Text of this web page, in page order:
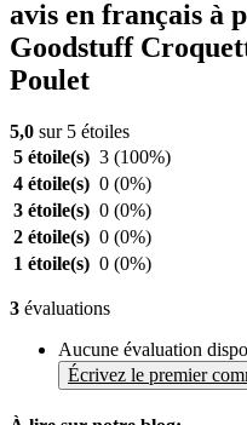
avis en français à
Goodstuff
Poulet
5,0 sur 5 étoiles
5 étoile(s) 3 (100%)
4 étoile(s) 0 (0%)
3 étoile(s) 0 (0%)
2 étoile(s) 0 (0%)
1 étoile(s) 0 (0%)
3 évaluations
Aucune évaluation
Écrivez le premier